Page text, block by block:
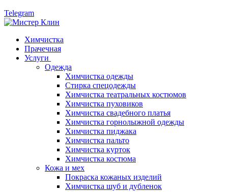
Telegram
Химчистка
Прачечная
Услуги
Одежда
Химчистка одежды
Стирка спецодежды
Химчистка театральных костюмов
Химчистка пуховиков
Химчистка свадебного платья
Химчистка горнолыжной одежды
Химчистка пиджака
Химчистка пальто
Химчистка курток
Химчистка костюма
Кожа и мех
Покраска кожаных изделий
Химчистка шуб и дубленок